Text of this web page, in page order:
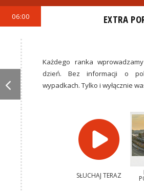
06:00 EXTRA
Każdego ranka
dzień. Bez informacji o
wypadkach. Tylko i wyłącznie
SŁUCHAJ TERAZ